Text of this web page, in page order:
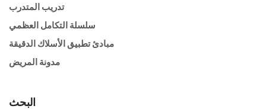
تدريب المتدرب
سلسلة التكامل العظمي
مبادئ تطبيق الأسلاك الدقيقة
مدونة المريض
البحث